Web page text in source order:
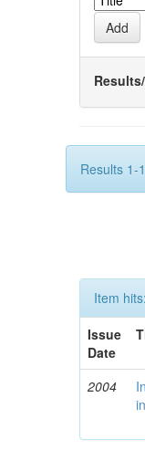
Results 1-
Item hits:
Issue
Date
2004